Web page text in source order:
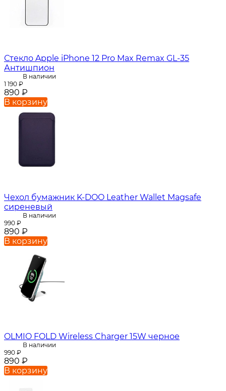
Стекло Apple iPhone 12 Pro Max Remax GL-35
Антишпион
В наличии
1 190 ₽
890 ₽
В корзину
Чехол бумажник K-DOO Leather Wallet Magsafe
сиреневый
В наличии
990 ₽
890 ₽
В корзину
OLMIO FOLD Wireless Charger 15W черное
В наличии
990 ₽
890 ₽
В корзину